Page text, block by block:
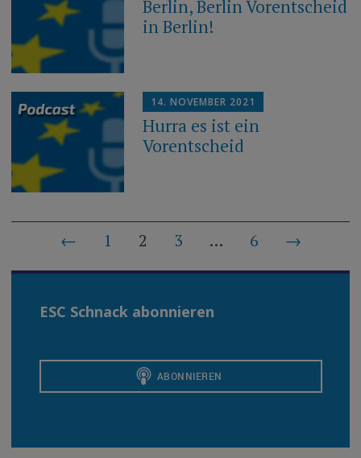
Berlin, Berlin Vorentscheid
in Berlin!
14. NOVEMBER 2021
Hurra es ist ein
Vorentscheid
Beiträge-
Navigation
← 1 2 3 … 6 →
ESC Schnack abonnieren